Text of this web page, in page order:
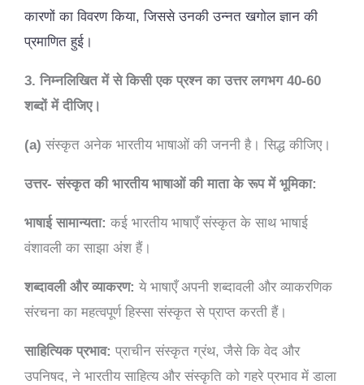
कारणों का विवरण किया, जिससे उनकी उन्नत खगोल ज्ञान की
प्रमाणित हुई।
3. निम्नलिखित में से किसी एक प्रश्न का उत्तर लगभग 40-60
शब्दों में दीजिए।
(a) संस्कृत अनेक भारतीय भाषाओं की जननी है। सिद्ध कीजिए।
उत्तर- संस्कृत की भारतीय भाषाओं की माता के रूप में भूमिका:
भाषाई सामान्यता: कई भारतीय भाषाएँ संस्कृत के साथ भाषाई
वंशावली का साझा अंश हैं।
शब्दावली और व्याकरण: ये भाषाएँ अपनी शब्दावली और व्याकरणिक
संरचना का महत्वपूर्ण हिस्सा संस्कृत से प्राप्त करती हैं।
साहित्यिक प्रभाव: प्राचीन संस्कृत ग्रंथ, जैसे कि वेद और
उपनिषद, ने भारतीय साहित्य और संस्कृति को गहरे प्रभाव में डाला